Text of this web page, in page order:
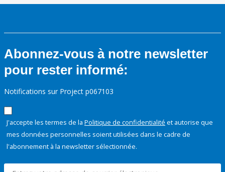
Abonnez-vous à notre newsletter
pour rester informé:
Notifications sur Project p067103
J'accepte les termes de la Politique de confidentialité et autorise que
mes données personnelles soient utilisées dans le cadre de
l'abonnement à la newsletter sélectionnée.